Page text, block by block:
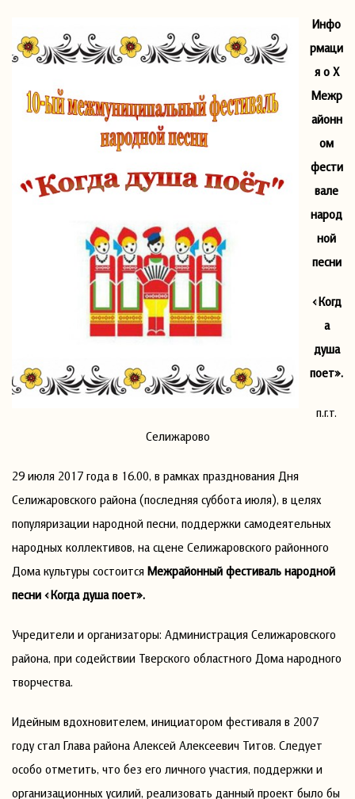
Инфо
рмаци
я о Х
Межр
айонн
ом
фести
вале
народ
ной
песни
«Когд
а
душа
поет».
п.г.т.
Селижарово
29 июля 2017 года в 16.00, в рамках празднования Дня
Селижаровского района (последняя суббота июля), в целях
популяризации народной песни, поддержки самодеятельных
народных коллективов, на сцене Селижаровского районного
Дома культуры состоится Межрайонный фестиваль народной
песни «Когда душа поет».
Учредители и организаторы: Администрация Селижаровского
района, при содействии Тверского областного Дома народного
творчества.
Идейным вдохновителем, инициатором фестиваля в 2007
году стал Глава района Алексей Алексеевич Титов. Следует
особо отметить, что без его личного участия, поддержки и
организационных усилий, реализовать данный проект было бы